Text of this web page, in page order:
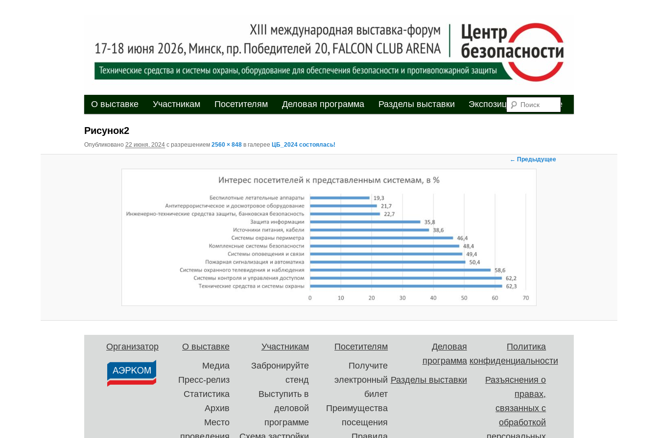
XII международная выставка-форум
«Центр безопасности»
обеспечения безопасности и противопожарной защиты. 4-5 июня 2025, Минск, пр. Победителей,
Поиск
Главное меню
Перейти к основному содержимому
Перейти к дополнительному содержимому
О выставке Участникам Посетителям Деловая программа Разделы выставки Экспозиция Youtube
Навигация по
изображениям
← Предыдущее
Рисунок2
Опубликовано 22 июня, 2024 с разрешением 2560 × 848 в галерее ЦБ_2024 состоялась!
Организатор
О выставке
Медиа
Пресс-релиз
Статистика
Архив
Место
Участникам
Забронируйте
стенд
Выступить в
деловой
программе
Посетителям
Получите
электронный
билет
Преимущества
посещения
Деловая
программа
Разделы выставки
Политика
конфиденциальности
Разъяснения о
правах,
связанных с
обработкой